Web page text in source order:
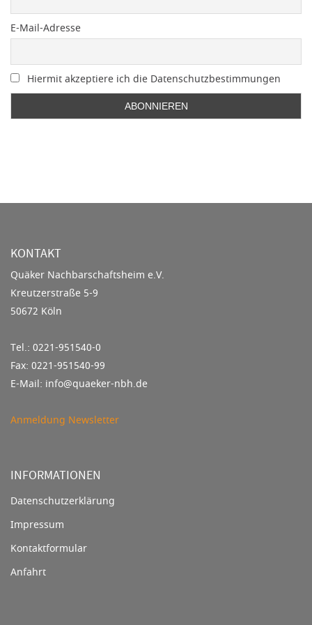
E-Mail-Adresse
Hiermit akzeptiere ich die Datenschutzbestimmungen
KONTAKT
Quäker Nachbarschaftsheim e.V.
Kreutzerstraße 5-9
50672 Köln
Tel.: 0221-951540-0
Fax: 0221-951540-99
E-Mail: info@quaeker-nbh.de
Anmeldung Newsletter
INFORMATIONEN
Datenschutzerklärung
Impressum
Kontaktformular
Anfahrt